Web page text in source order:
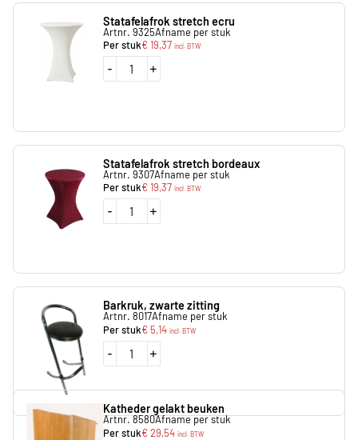
Statafelafrok stretch ecru
Artnr. 9325Afname per stuk
Per stuk€19,37 incl. BTW
- +
Statafelafrok stretch bordeaux
Artnr. 9307Afname per stuk
Per stuk€19,37 incl. BTW
- +
Barkruk, zwarte zitting
Artnr. 8017Afname per stuk
Per stuk€5,14 incl. BTW
- +
Katheder gelakt beuken
Artnr. 8580Afname per stuk
Per stuk€29,54 incl. BTW